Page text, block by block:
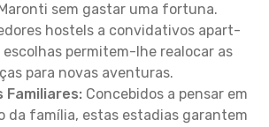
sem gastar uma fortuna.
hostels a convidativos apart-
permitem-lhe realocar as
para novas aventuras.
Familiares: Concebidos a pensar em
da família, estas estadias garantem